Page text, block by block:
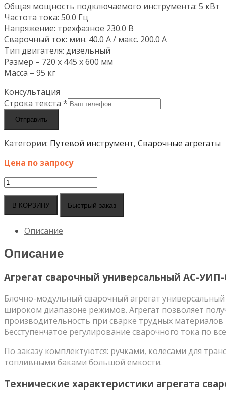
Общая мощность подключаемого инструмента: 5 кВт
Частота тока: 50.0 Гц
Напряжение: трехфазное 230.0 В
Сварочный ток: мин. 40.0 А / макс. 200.0 А
Тип двигателя: дизельный
Размер – 720 х 445 х 600 мм
Масса – 95 кг
Консультация
Строка текста *
Отправить
Категории: Путевой инструмент, Сварочные агрегаты
Цена по запросу
Количество
Агрегат
сварочный
универсальный
УИП-02Д
В КОРЗИНУ Быстрый заказ
Описание
Описание
Агрегат сварочный универсальный АС-
Блочно-модульный сварочный агрегат
широком диапазоне режимов. Агрегат позволяет
производительность при сварке трудных
Бесступенчатое регулирование сварочного тока по
По заказу комплектуются: ручками, колесами для
топливными баками большой емкости.
Технические характеристики агрегата